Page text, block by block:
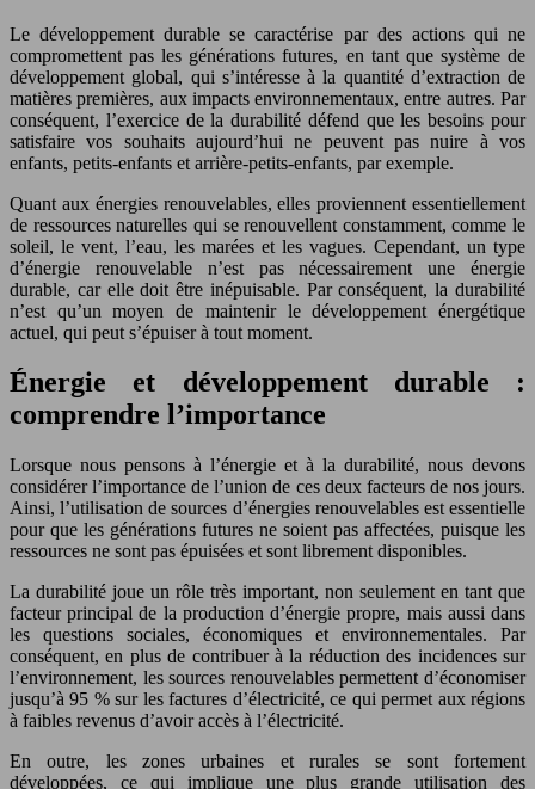
Le développement durable se caractérise par des actions qui ne
compromettent pas les générations futures, en tant que système de
développement global, qui s’intéresse à la quantité d’extraction de
matières premières, aux impacts environnementaux, entre autres. Par
conséquent, l’exercice de la durabilité défend que les besoins pour
satisfaire vos souhaits aujourd’hui ne peuvent pas nuire à vos
enfants, petits-enfants et arrière-petits-enfants, par exemple.
Quant aux énergies renouvelables, elles proviennent essentiellement
de ressources naturelles qui se renouvellent constamment, comme le
soleil, le vent, l’eau, les marées et les vagues. Cependant, un type
d’énergie renouvelable n’est pas nécessairement une énergie
durable, car elle doit être inépuisable. Par conséquent, la durabilité
n’est qu’un moyen de maintenir le développement énergétique
actuel, qui peut s’épuiser à tout moment.
Énergie et développement durable :
comprendre l’importance
Lorsque nous pensons à l’énergie et à la durabilité, nous devons
considérer l’importance de l’union de ces deux facteurs de nos jours.
Ainsi, l’utilisation de sources d’énergies renouvelables est essentielle
pour que les générations futures ne soient pas affectées, puisque les
ressources ne sont pas épuisées et sont librement disponibles.
La durabilité joue un rôle très important, non seulement en tant que
facteur principal de la production d’énergie propre, mais aussi dans
les questions sociales, économiques et environnementales. Par
conséquent, en plus de contribuer à la réduction des incidences sur
l’environnement, les sources renouvelables permettent d’économiser
jusqu’à 95 % sur les factures d’électricité, ce qui permet aux régions
à faibles revenus d’avoir accès à l’électricité.
En outre, les zones urbaines et rurales se sont fortement
développées, ce qui implique une plus grande utilisation des